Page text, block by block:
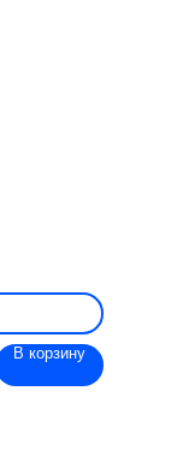
В корзину